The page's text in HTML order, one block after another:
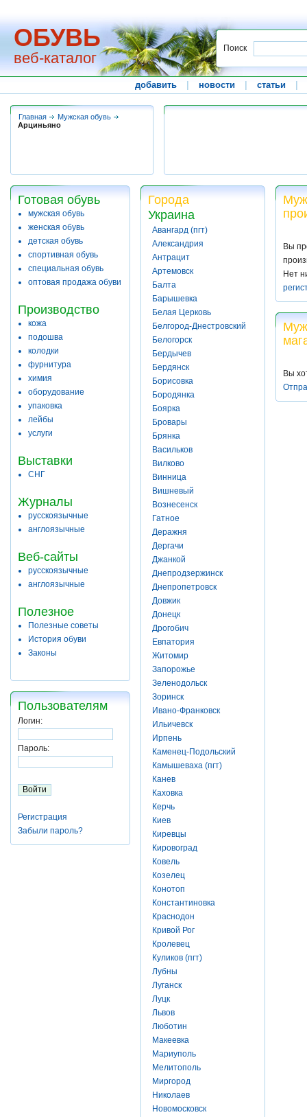
ОБУВЬ
веб-каталог
Поиск
добавить новости статьи
Главная
Мужская обувь
Арциньяно
Готовая обувь
мужская обувь
женская обувь
детская обувь
спортивная обувь
специальная обувь
оптовая продажа обуви
Производство
кожа
подошва
колодки
фурнитура
химия
оборудование
упаковка
лейбы
услуги
Выставки
СНГ
Журналы
русскоязычные
англоязычные
Веб-сайты
русскоязычные
англоязычные
Полезное
Полезные советы
История обуви
Законы
Пользователям
Логин:
Пароль:
Регистрация
Забыли пароль?
Города
Украина
Авангард (пгт)
Александрия
Антрацит
Артемовск
Балта
Барышевка
Белая Церковь
Белгород-Днестровский
Белогорск
Бердычев
Бердянск
Борисовка
Бородянка
Боярка
Бровары
Брянка
Васильков
Вилково
Винница
Вишневый
Вознесенск
Гатное
Деражня
Дергачи
Джанкой
Днепродзержинск
Днепропетровск
Довжик
Донецк
Дрогобич
Евпатория
Житомир
Запорожье
Зеленодольск
Зоринск
Ивано-Франковск
Ильичевск
Ирпень
Каменец-Подольский
Камышеваха (пгт)
Канев
Каховка
Керчь
Киев
Киревцы
Кировоград
Ковель
Козелец
Конотоп
Константиновка
Краснодон
Кривой Рог
Кролевец
Куликов (пгт)
Лубны
Луганск
Луцк
Львов
Люботин
Макеевка
Мариуполь
Мелитополь
Миргород
Николаев
Новомосковск
Вы
Нет
Вы